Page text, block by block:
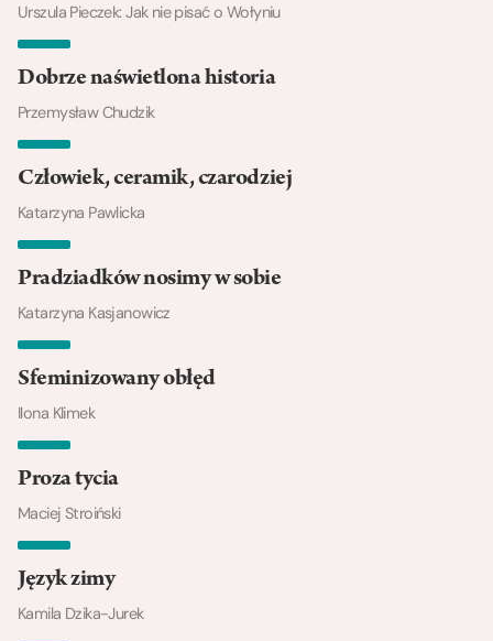
Urszula Pieczek: Jak nie pisać o Wołyniu
Dobrze naświetlona historia
Przemysław Chudzik
Człowiek, ceramik, czarodziej
Katarzyna Pawlicka
Pradziadków nosimy w sobie
Katarzyna Kasjanowicz
Sfeminizowany obłęd
Ilona Klimek
Proza tycia
Maciej Stroiński
Język zimy
Kamila Dzika-Jurek